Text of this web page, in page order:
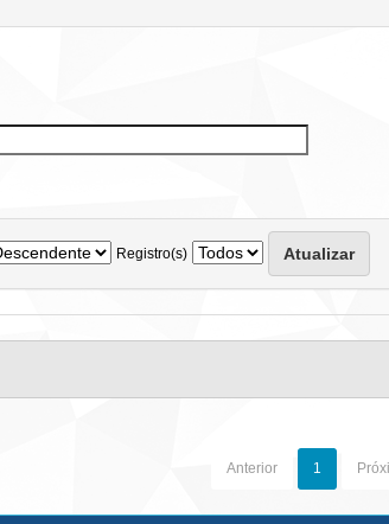
Registro(s)
Anterior 1